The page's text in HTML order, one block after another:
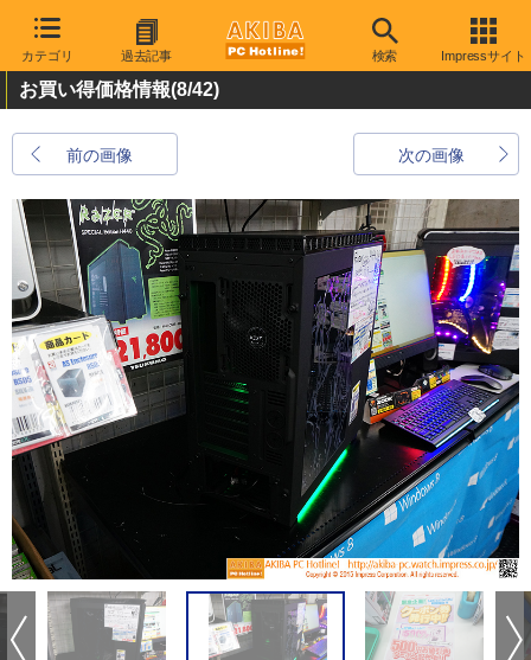
カテゴリ 過去記事 検索 Impressサイト
お買い得価格情報(8/42)
前の画像 次の画像